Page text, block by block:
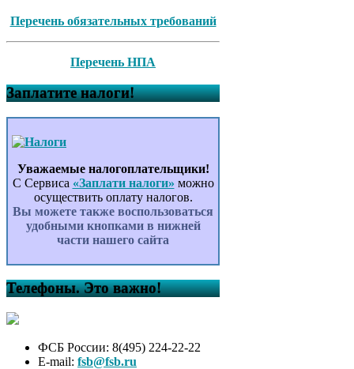
Перечень обязательных требований
Перечень НПА
Заплатите налоги!
Уважаемые налогоплательщики!
С Сервиса «Заплати налоги» можно
осуществить оплату налогов.
Вы можете также воспользоваться
удобными кнопками в нижней
части нашего сайта
Телефоны. Это важно!
ФСБ России: 8(495) 224-22-22
E-mail: fsb@fsb.ru